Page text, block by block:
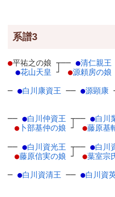
系譜3
●平祐之の娘 ┬
●花山天皇 ┘
── ●清仁親王
●源頼房の娘
─ ●白川康資王 ── ●源顕康
── ●白川仲資王 ┬
● 卜部基仲の娘 ┘
── ●白川
●藤原基
── ●白川資光王 ┬
●藤原信実の娘 ┘
── ●白川
●葉室宗
─ ●白川資清王 ── ●白川資